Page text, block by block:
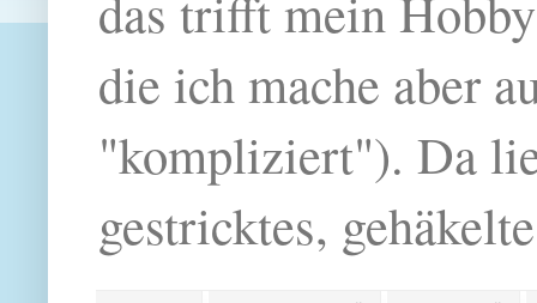
die ich mache aber
"kompliziert"). Da
gestricktes,